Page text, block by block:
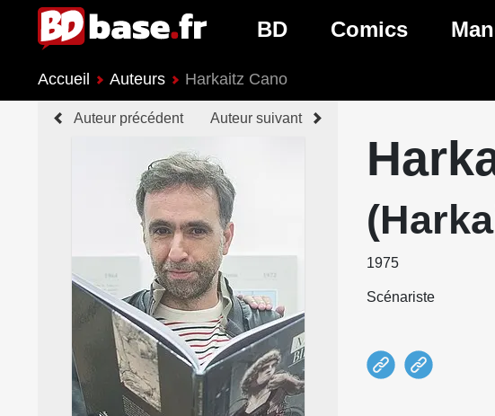
BD
Nouveautés BD
Prochaines sorties BD
Comics
Genres Comics
Accueil Auteurs Harkaitz Cano
Auteur précédent Auteur suivant
1975
Scénariste